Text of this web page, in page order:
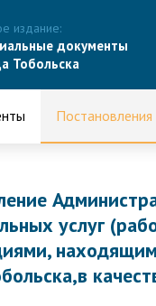
издание:
документы
Тобольска
Постановления
услуг